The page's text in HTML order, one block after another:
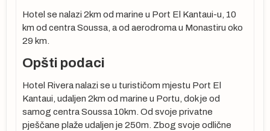
Hotel se nalazi 2km od marine u Port El Kantaui-u, 10
km od centra Soussa, a od aerodroma u Monastiru oko
29 km.
Opšti podaci
Hotel Rivera nalazi se u turističom mjestu Port El
Kantaui, udaljen 2km od marine u Portu, dok je od
samog centra Soussa 10km. Od svoje privatne
pješčane plaže udaljen je 250m. Zbog svoje odlične